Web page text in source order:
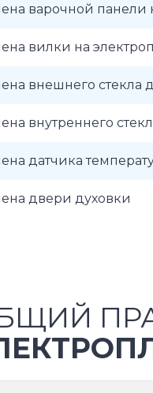
варочной панели
вилки на
внешнего стекла
внутреннего
датчика
двери духовки